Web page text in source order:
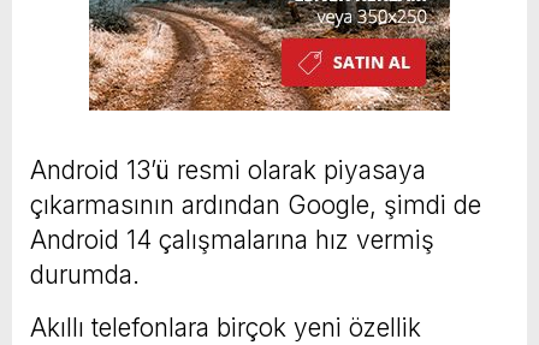
Android 13’ü resmi olarak piyasaya
çıkarmasının ardından Google, şimdi de
Android 14 çalışmalarına hız vermiş
durumda.
Akıllı telefonlara birçok yeni özellik